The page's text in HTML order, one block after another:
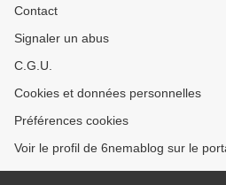
Contact
Signaler un abus
C.G.U.
Cookies et données personnelles
Préférences cookies
Voir le profil de 6nemablog sur le